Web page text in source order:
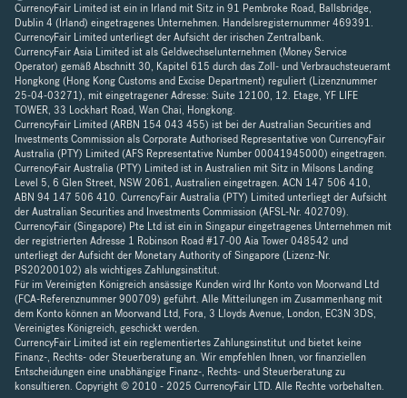
CurrencyFair Limited ist ein in Irland mit Sitz in 91 Pembroke Road, Ballsbridge,
Dublin 4 (Irland) eingetragenes Unternehmen. Handelsregisternummer 469391.
CurrencyFair Limited unterliegt der Aufsicht der irischen Zentralbank.
CurrencyFair Asia Limited ist als Geldwechselunternehmen (Money Service
Operator) gemäß Abschnitt 30, Kapitel 615 durch das Zoll- und Verbrauchsteueramt
Hongkong (Hong Kong Customs and Excise Department) reguliert (Lizenznummer
25-04-03271), mit eingetragener Adresse: Suite 12100, 12. Etage, YF LIFE
TOWER, 33 Lockhart Road, Wan Chai, Hongkong.
CurrencyFair Limited (ARBN 154 043 455) ist bei der Australian Securities and
Investments Commission als Corporate Authorised Representative von CurrencyFair
Australia (PTY) Limited (AFS Representative Number 00041945000) eingetragen.
CurrencyFair Australia (PTY) Limited ist in Australien mit Sitz in Milsons Landing
Level 5, 6 Glen Street, NSW 2061, Australien eingetragen. ACN 147 506 410,
ABN 94 147 506 410. CurrencyFair Australia (PTY) Limited unterliegt der Aufsicht
der Australian Securities and Investments Commission (AFSL-Nr. 402709).
CurrencyFair (Singapore) Pte Ltd ist ein in Singapur eingetragenes Unternehmen mit
der registrierten Adresse 1 Robinson Road #17-00 Aia Tower 048542 und
unterliegt der Aufsicht der Monetary Authority of Singapore (Lizenz-Nr.
PS20200102) als wichtiges Zahlungsinstitut.
Für im Vereinigten Königreich ansässige Kunden wird Ihr Konto von Moorwand Ltd
(FCA-Referenznummer 900709) geführt. Alle Mitteilungen im Zusammenhang mit
dem Konto können an Moorwand Ltd, Fora, 3 Lloyds Avenue, London, EC3N 3DS,
Vereinigtes Königreich, geschickt werden.
CurrencyFair Limited ist ein reglementiertes Zahlungsinstitut und bietet keine
Finanz-, Rechts- oder Steuerberatung an. Wir empfehlen Ihnen, vor finanziellen
Entscheidungen eine unabhängige Finanz-, Rechts- und Steuerberatung zu
konsultieren. Copyright © 2010 - 2025 CurrencyFair LTD. Alle Rechte vorbehalten.